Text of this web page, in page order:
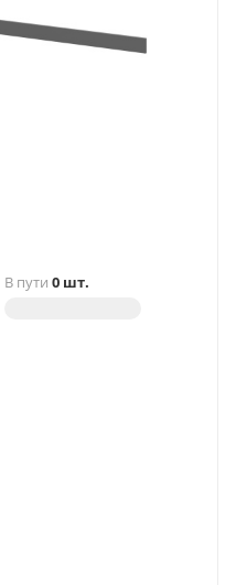
В пути 0 шт.